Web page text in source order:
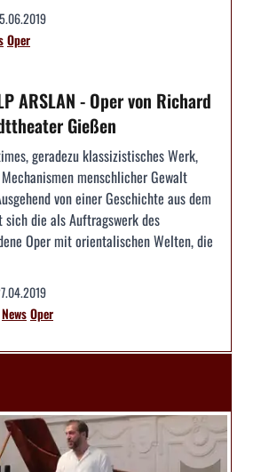
Oper
ARSLAN - Oper von Richard
Gießen
geradezu klassizistisches Werk,
menschlicher Gewalt
von einer Geschichte aus dem
die als Auftragswerk des
Oper mit orientalischen Welten, die
NewsOper